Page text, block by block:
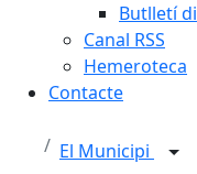
Butlletí
Canal RSS
Hemeroteca
Contacte
El Municipi